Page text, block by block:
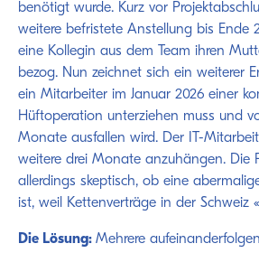
benötigt wurde. Kurz vor
weitere befristete Anstellung bis Ende
eine Kollegin aus dem Team ihren
bezog. Nun zeichnet sich ein weiterer
ein Mitarbeiter im Januar 2026 einer
Hüftoperation unterziehen muss und
Monate ausfallen wird. Der IT-
weitere drei Monate anzuhängen. Die
allerdings skeptisch, ob eine
ist, weil Kettenverträge in der Schweiz
Die Lösung: Mehrere